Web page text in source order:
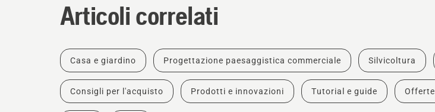
Articoli correlati
Casa e giardino Progettazione paesaggistica commerciale Silvicoltura
Consigli per l'acquisto Prodotti e innovazioni Tutorial e guide Offerte